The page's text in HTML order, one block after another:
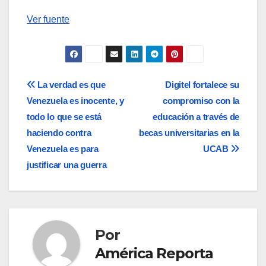
Ver fuente
Navegación
de
entradas
Digitel fortalece su
compromiso con la
educación a través de
becas universitarias en la
UCAB
La verdad es que
Venezuela es inocente, y
todo lo que se está
haciendo contra
Venezuela es para
justificar una guerra
Por
América Reporta